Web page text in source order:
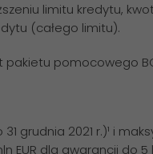
limitu kredytu,
(całego limitu).
pakietu pomocowego
2021 r.)¹ i
EUR dla gwarancji do